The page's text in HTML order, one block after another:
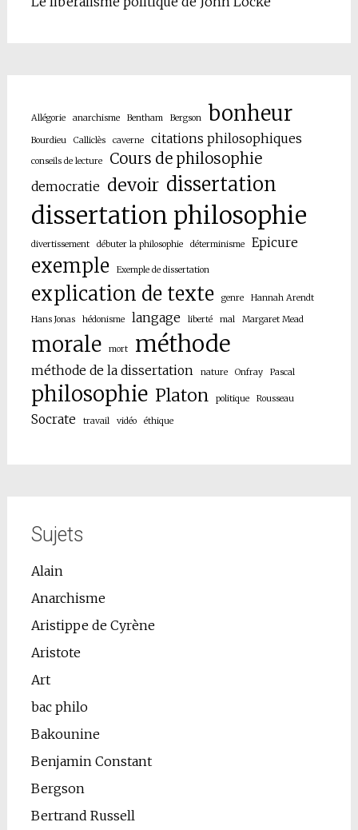
Allégorie anarchisme Bentham Bergson bonheur
Bourdieu Calliclès caverne citations philosophiques
conseils de lecture Cours de philosophie
democratie devoir dissertation
dissertation philosophie
divertissement débuter la philosophie déterminisme Epicure
exemple Exemple de dissertation
explication de texte genre Hannah Arendt
Hans Jonas hédonisme langage liberté mal Margaret Mead
morale mort méthode
méthode de la dissertation nature Onfray Pascal
philosophie Platon politique Rousseau
Socrate travail vidéo éthique
Sujets
Alain
Anarchisme
Aristippe de Cyrène
Aristote
Art
bac philo
Bakounine
Benjamin Constant
Bergson
Bertrand Russell